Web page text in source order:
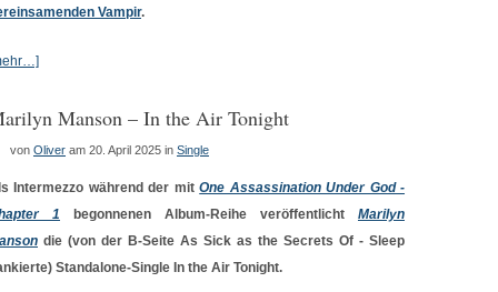
Vampir.
Manson – In the Air Tonight
von Oliver am 20. April 2025 in Single
Intermezzo während der mitOne Assassination Under God -
1 begonnenen Album-Reihe veröffentlicht Marilyn
die (von der B-Seite As Sick as the Secrets Of - Sleep
Standalone-Single In the Air Tonight.